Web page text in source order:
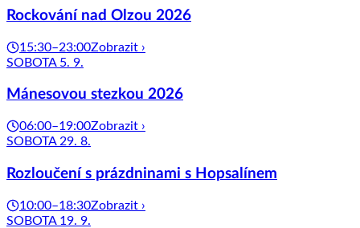
Rockování nad Olzou 2026
15:30–23:00Zobrazit ›
SOBOTA 5. 9.
Mánesovou stezkou 2026
06:00–19:00Zobrazit ›
SOBOTA 29. 8.
Rozloučení s prázdninami s Hopsalínem
10:00–18:30Zobrazit ›
SOBOTA 19. 9.